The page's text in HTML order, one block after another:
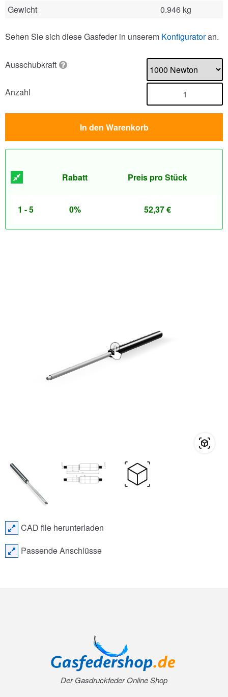
Gewicht
0.946 kg
Sehen Sie sich diese Gasfeder in unserem Konfiguratoran.
Ausschubkraft
Anzahl
In den Warenkorb
Rabatt Preis pro Stück
1 - 5 0% 52,37€
CAD file herunterladen
Passende Anschlüsse
Der Gasdruckfeder Online Shop